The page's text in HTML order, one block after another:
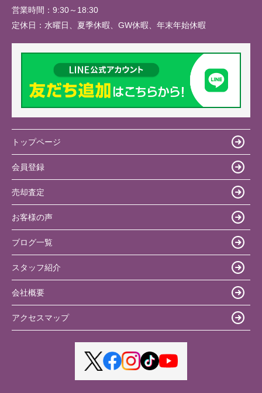
営業時間： 9:30～18:30
定休日： 水曜日、夏季休暇、GW休暇、年末年始休暇
トップページ
会員登録
売却査定
お客様の声
ブログ一覧
スタッフ紹介
会社概要
アクセスマップ